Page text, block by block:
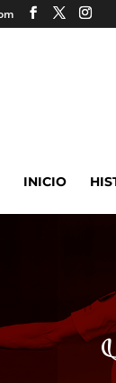
INICIO